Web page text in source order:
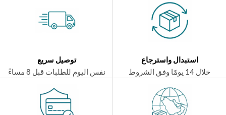
استبدال واسترجاع
توصيل سريع
نفس اليوم للطلبات قبل 8 مساءً